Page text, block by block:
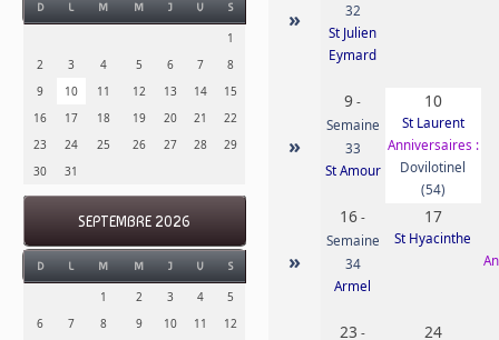
D L M M J V S
1
2
3 4 5 6 7
8
9
10 11 12 13 14
15
16
17 18 19 20 21
22
23
24 25 26 27 28
29
30
31
SEPTEMBRE 2026
D L M M J V S
1 2 3 4
5
6
7 8 9 10 11 12
»
32
St Julien
Eymard
»
9 -
Semaine
33
St Amour
10
St Laurent
Anniversaires :
Dovilotinel
(54)
»
16 -
Semaine
34
Armel
17
St Hyacinthe
23 - 24